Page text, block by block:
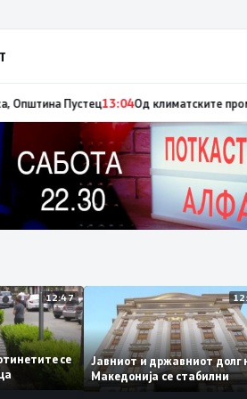
Света Петка, заштитничка на селото,
12:47
тротинетите се
Јавниот и државниот
Македонија се